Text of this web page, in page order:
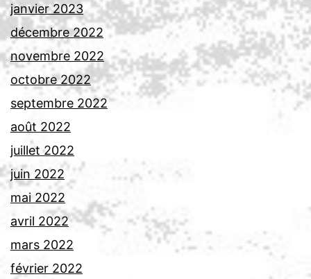
janvier 2023
décembre 2022
novembre 2022
octobre 2022
septembre 2022
août 2022
juillet 2022
juin 2022
mai 2022
avril 2022
mars 2022
février 2022